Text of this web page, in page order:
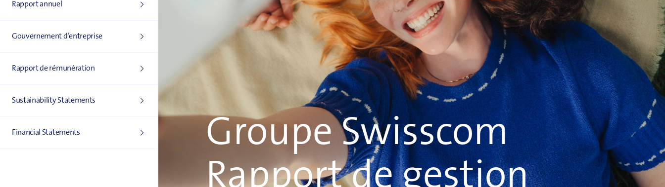
Rapport annuel
Gouvernement d’entreprise
Rapport de rémunération
Sustainability Statements
Financial Statements
Groupe Swisscom
Rapport de gestion